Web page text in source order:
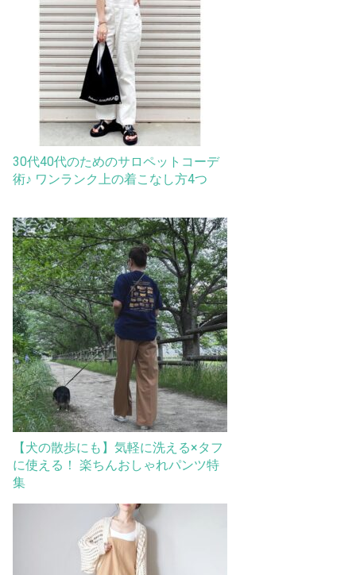
30代40代のためのサロペットコーデ
術♪ ワンランク上の着こなし方4つ
【犬の散歩にも】気軽に洗える×タフ
に使える！ 楽ちんおしゃれパンツ特
集